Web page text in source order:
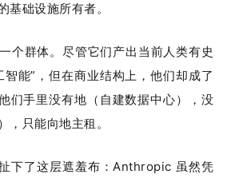
基础设施所有者。
个群体。尽管它们产出当前人类有史
智能”，但在商业结构上，他们却成了
们手里没有地（自建数据中心），没
，只能向地主租。
下了这层遮羞布：Anthropic 虽然凭